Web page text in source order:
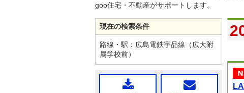
goo住宅・不動産がサポートします。
現在の検索条件
路線・駅：広島電鉄宇品線（広大附
属学校前）